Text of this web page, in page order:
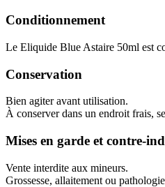
Conditionnement
Le Eliquide Blue Astaire 50ml est
Conservation
Bien agiter avant utilisation.
À conserver dans un endroit frais,
Mises en garde et contre-
Vente interdite aux mineurs.
Grossesse, allaitement ou